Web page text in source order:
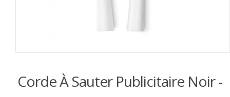
Corde À Sauter Publicitaire Noir -